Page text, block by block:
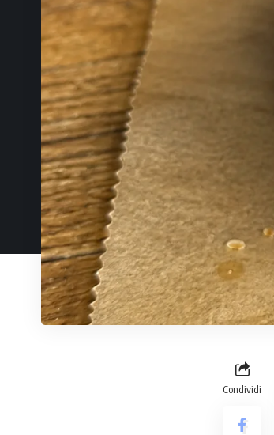
Condividi